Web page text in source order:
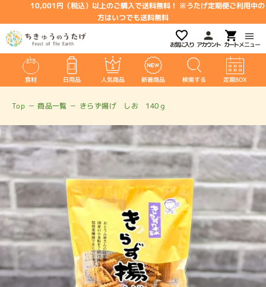
10,001円（税込）以上のご購入で送料無料！ ※うたげ定期便ご利用中の
方はいつでも送料無料
メニュー
アカウント
お気に入り
食材 日用品 人気商品 新着商品 検索する 定期BOX
Top － 商品一覧 － きらず揚げ しお 140ｇ